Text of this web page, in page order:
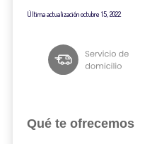
Última actualizaciónoctubre 15, 2022
Qué te ofrecemos